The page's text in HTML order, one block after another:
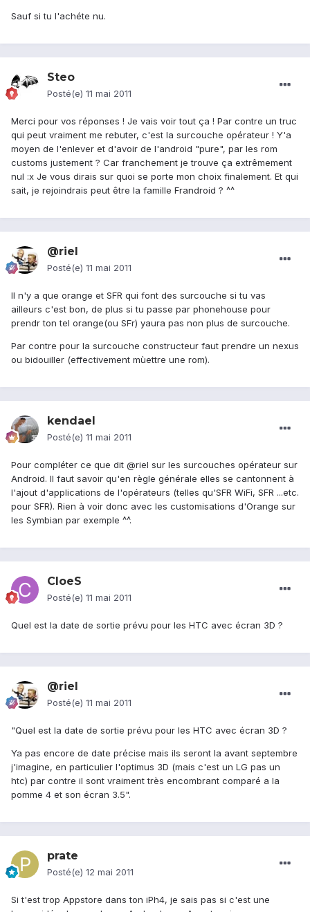
Sauf si tu l'achéte nu.
Steo
Posté(e) 11 mai 2011
Merci pour vos réponses ! Je vais voir tout ça ! Par contre un truc
qui peut vraiment me rebuter, c'est la surcouche opérateur ! Y'a
moyen de l'enlever et d'avoir de l'android "pure", par les rom
customs justement ? Car franchement je trouve ça extrêmement
nul :x Je vous dirais sur quoi se porte mon choix finalement. Et qui
sait, je rejoindrais peut être la famille Frandroid ? ^^
@riel
Posté(e) 11 mai 2011
Il n'y a que orange et SFR qui font des surcouche si tu vas
ailleurs c'est bon, de plus si tu passe par phonehouse pour
prendr ton tel orange(ou SFr) yaura pas non plus de surcouche.
Par contre pour la surcouche constructeur faut prendre un nexus
ou bidouiller (effectivement mùettre une rom).
kendael
Posté(e) 11 mai 2011
Pour compléter ce que dit @riel sur les surcouches opérateur sur
Android. Il faut savoir qu'en règle générale elles se cantonnent à
l'ajout d'applications de l'opérateurs (telles qu'SFR WiFi, SFR ...etc.
pour SFR). Rien à voir donc avec les customisations d'Orange sur
les Symbian par exemple ^^.
CloeS
Posté(e) 11 mai 2011
Quel est la date de sortie prévu pour les HTC avec écran 3D ?
@riel
Posté(e) 11 mai 2011
"Quel est la date de sortie prévu pour les HTC avec écran 3D ?
Ya pas encore de date précise mais ils seront la avant septembre
j'imagine, en particulier l'optimus 3D (mais c'est un LG pas un
htc) par contre il sont vraiment très encombrant comparé a la
pomme 4 et son écran 3.5".
prate
Posté(e) 12 mai 2011
Si t'est trop Appstore dans ton iPh4, je sais pas si c'est une